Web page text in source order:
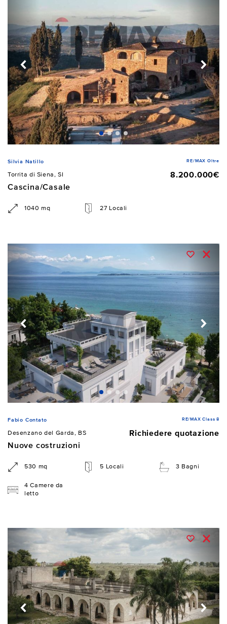
Silvia Natillo RE/MAX Oltre
Torrita di Siena, SI
8.200.000€
Cascina/Casale
1040 mq 27 Locali
Fabio Contato RE/MAX Class 8
Desenzano del Garda, BS
Richiedere quotazione
Nuove costruzioni
530 mq 5 Locali 3 Bagni
4 Camere da
letto